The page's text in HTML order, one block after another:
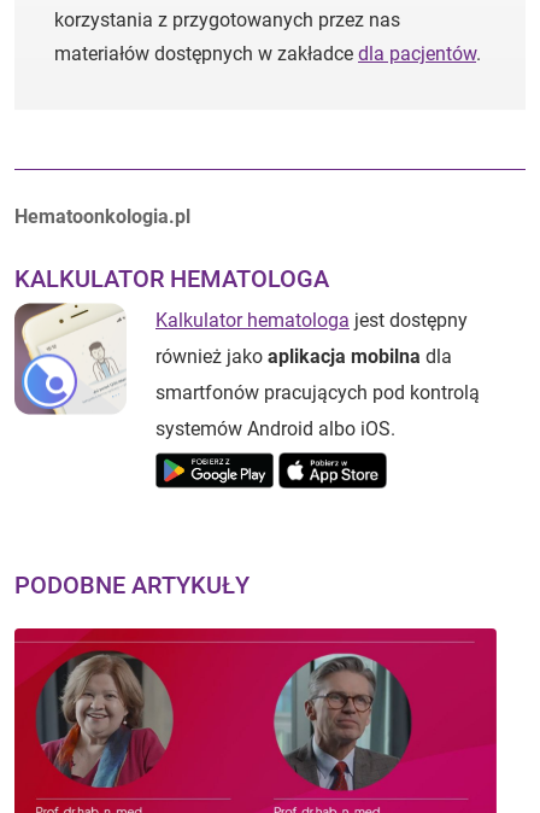
korzystania z przygotowanych przez nas
materiałów dostępnych w zakładce dla pacjentów.
Autorzy:
Hematoonkologia.pl
KALKULATOR HEMATOLOGA
Kalkulator hematologa jest dostępny
również jako aplikacja mobilna dla
smartfonów pracujących pod kontrolą
systemów Android albo iOS.
PODOBNE ARTYKUŁY